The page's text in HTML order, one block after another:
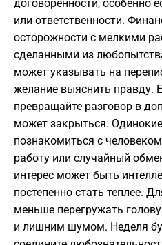
договоренности, особенно
или ответственности.
осторожности с мелкими
сделанными из
может указывать на
желание выяснить правду.
превращайте разговор в
может закрыться.
познакомиться с
работу или случайный
интерес может быть
постепенно стать теплее.
меньше перегружать
и лишним шумом. Неделя